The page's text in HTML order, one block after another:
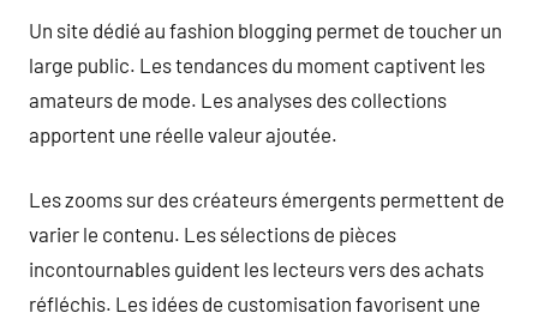
Un site dédié au fashion blogging permet de toucher un
large public. Les tendances du moment captivent les
amateurs de mode. Les analyses des collections
apportent une réelle valeur ajoutée.
Les zooms sur des créateurs émergents permettent de
varier le contenu. Les sélections de pièces
incontournables guident les lecteurs vers des achats
réfléchis. Les idées de customisation favorisent une